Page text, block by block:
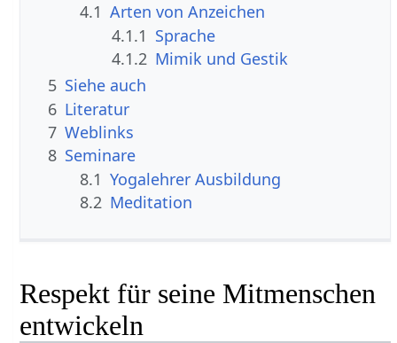
4.1 Arten von Anzeichen
4.1.1 Sprache
4.1.2 Mimik und Gestik
5 Siehe auch
6 Literatur
7 Weblinks
8 Seminare
8.1 Yogalehrer Ausbildung
8.2 Meditation
Respekt für seine Mitmenschen
entwickeln